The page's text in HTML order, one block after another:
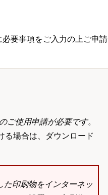
要事項をご入力の上ご申請
ご使用申請が必要です。
る場合は、ダウンロード
た印刷物をインターネッ